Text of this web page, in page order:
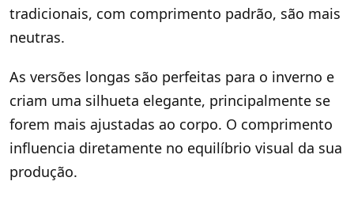
tradicionais, com comprimento padrão, são mais
neutras.
As versões longas são perfeitas para o inverno e
criam uma silhueta elegante, principalmente se
forem mais ajustadas ao corpo. O comprimento
influencia diretamente no equilíbrio visual da sua
produção.